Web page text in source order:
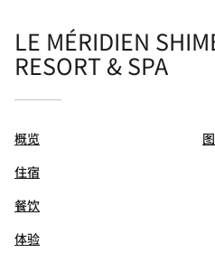
LE MÉRIDIEN
RESORT & SPA
概览
住宿
餐饮
体验